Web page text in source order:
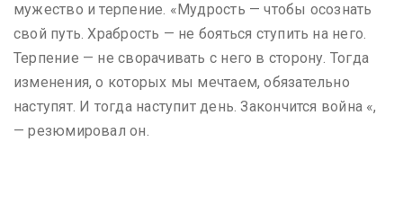
мужество и терпение. «Мудрость — чтобы осознать
свой путь. Храбрость — не бояться ступить на него.
Терпение — не сворачивать с него в сторону. Тогда
изменения, о которых мы мечтаем, обязательно
наступят. И тогда наступит день. Закончится война «,
— резюмировал он.